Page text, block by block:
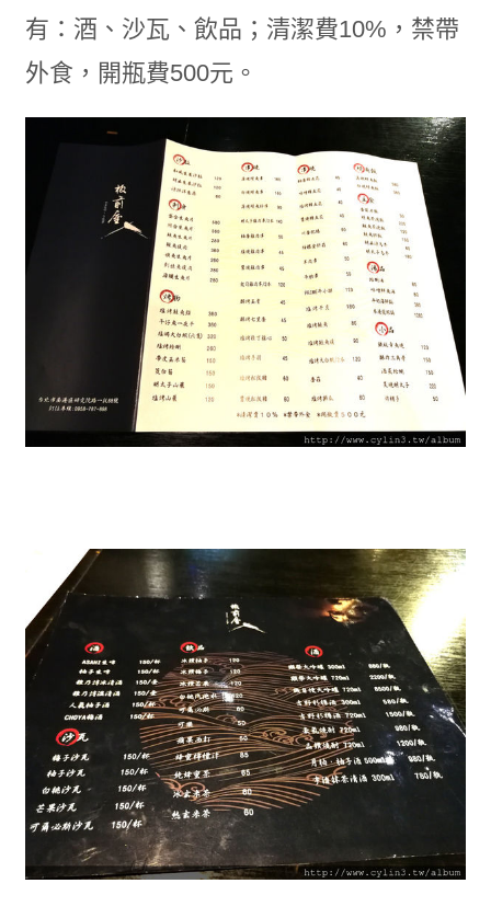
有：酒、沙瓦、飲品；清潔費10%，禁帶
外食，開瓶費500元。